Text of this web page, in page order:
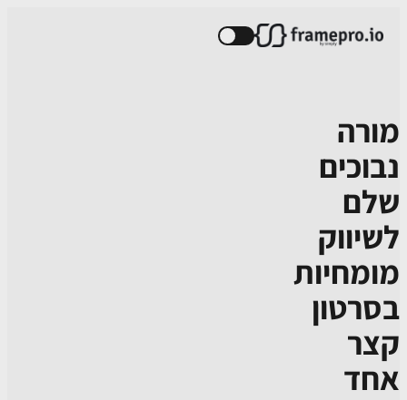
מורה
נבוכים
שלם
לשיווק
מומחיות
בסרטון
קצר
אחד